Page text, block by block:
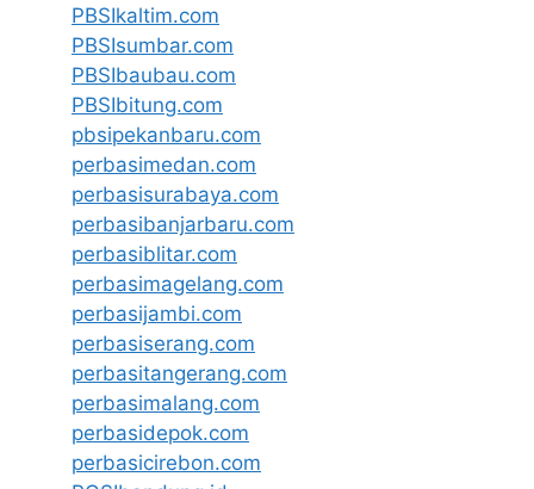
PBSIkaltim.com
PBSIsumbar.com
PBSIbaubau.com
PBSIbitung.com
pbsipekanbaru.com
perbasimedan.com
perbasisurabaya.com
perbasibanjarbaru.com
perbasiblitar.com
perbasimagelang.com
perbasijambi.com
perbasiserang.com
perbasitangerang.com
perbasimalang.com
perbasidepok.com
perbasicirebon.com